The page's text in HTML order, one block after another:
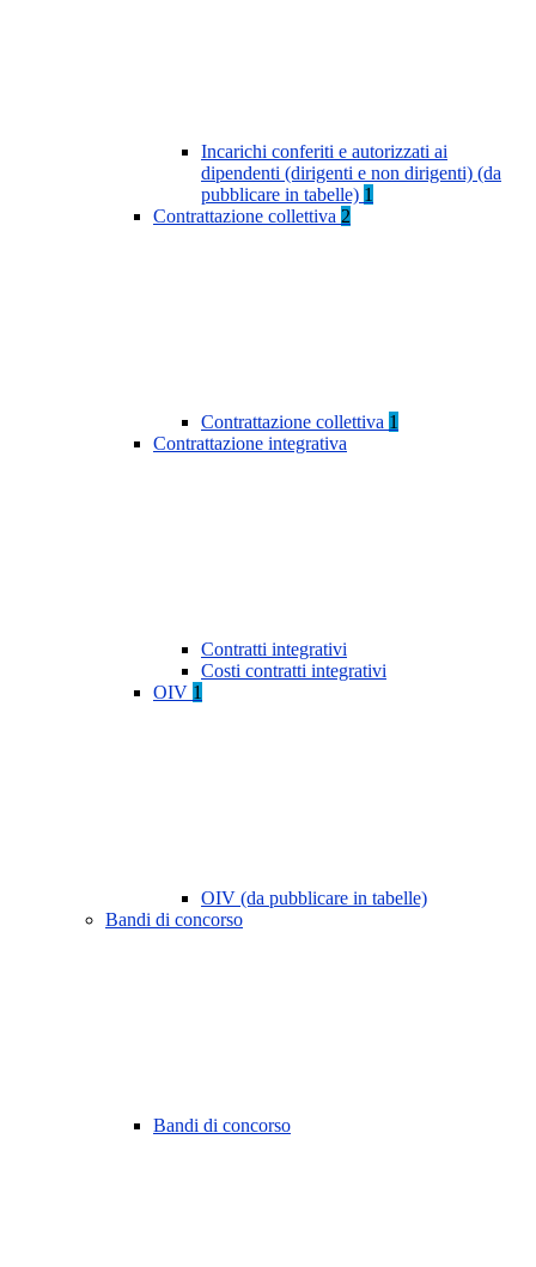
Incarichi conferiti e autorizzati ai
dipendenti (dirigenti e non dirigenti) (da
pubblicare in tabelle) 1
Contrattazione collettiva 2
Contrattazione collettiva 1
Contrattazione integrativa
Contratti integrativi
Costi contratti integrativi
OIV 1
OIV (da pubblicare in tabelle)
Bandi di concorso
Bandi di concorso